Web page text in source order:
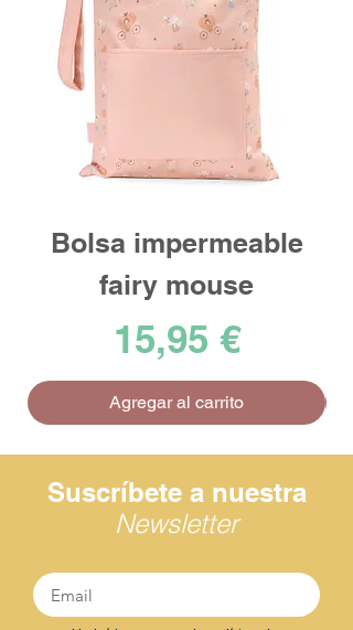
Bolsa impermeable
fairy mouse
Precio
15,95 €
Agregar al carrito
Suscríbete a nuestra
Newsletter